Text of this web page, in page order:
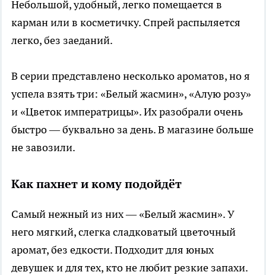
Небольшой, удобный, легко помещается в
карман или в косметичку. Спрей распыляется
легко, без заеданий.
В серии представлено несколько ароматов, но я
успела взять три: «Белый жасмин», «Алую розу»
и «Цветок императрицы». Их разобрали очень
быстро — буквально за день. В магазине больше
не завозили.
Как пахнет и кому подойдёт
Самый нежный из них — «Белый жасмин». У
него мягкий, слегка сладковатый цветочный
аромат, без едкости. Подходит для юных
девушек и для тех, кто не любит резкие запахи.